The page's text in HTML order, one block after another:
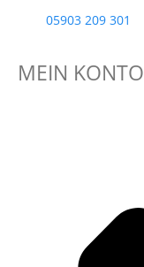
05903 209 301
MEIN KONTO